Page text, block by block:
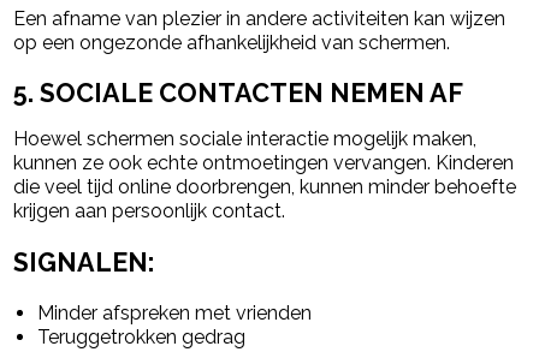
Een afname van plezier in andere activiteiten kan wijzen
op een ongezonde afhankelijkheid van schermen.
5. SOCIALE CONTACTEN NEMEN AF
Hoewel schermen sociale interactie mogelijk maken,
kunnen ze ook echte ontmoetingen vervangen. Kinderen
die veel tijd online doorbrengen, kunnen minder behoefte
krijgen aan persoonlijk contact.
SIGNALEN:
Minder afspreken met vrienden
Teruggetrokken gedrag